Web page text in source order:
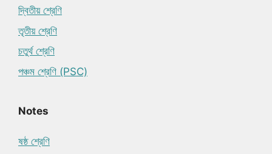
দ্বিতীয় শ্রেণি
তৃতীয় শ্রেণি
চতুর্থ শ্রেণি
পঞ্চম শ্রেণি (PSC)
Notes
ষষ্ঠ শ্রেণি